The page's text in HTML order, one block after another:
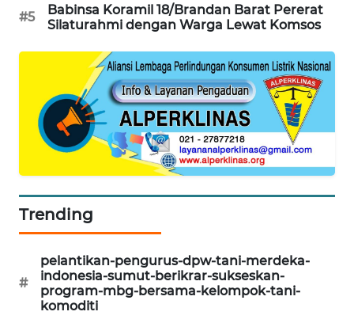
#5
Babinsa Koramil 18/Brandan Barat Pererat
Silaturahmi dengan Warga Lewat Komsos
Trending
#
pelantikan-pengurus-dpw-tani-merdeka-
indonesia-sumut-berikrar-sukseskan-
program-mbg-bersama-kelompok-tani-
komoditi
SONYA
NEWS